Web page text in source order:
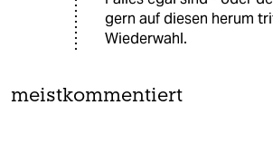
gern auf diesen herum
Wiederwahl.
meistkommentiert